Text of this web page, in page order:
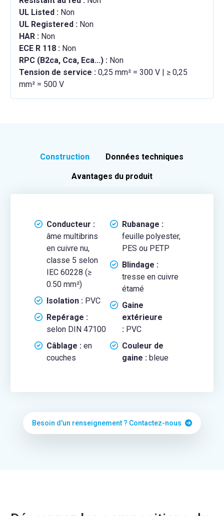
UL Listed : Non
UL Registered : Non
HAR : Non
ECE R 118 : Non
RPC (B2ca, Cca, Eca...) : Non
Tension de service : 0,25 mm² = 300 V | ≥ 0,25
mm² = 500 V
Construction Données techniques
Avantages du produit
Conducteur :
âme multibrins
en cuivre nu,
classe 5 selon
IEC 60228 (≥
0.50 mm²)
Isolation :PVC
Repérage :
selon DIN 47100
Câblage :en
couches
Rubanage :
feuille polyester,
PES ou PETP
Blindage :
tresse en cuivre
étamé
Gaine
extérieure
: PVC
Couleur de
gaine :bleue
Besoin d'un renseignement ? Contactez-nous